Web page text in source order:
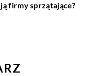
firmy sprzątające?